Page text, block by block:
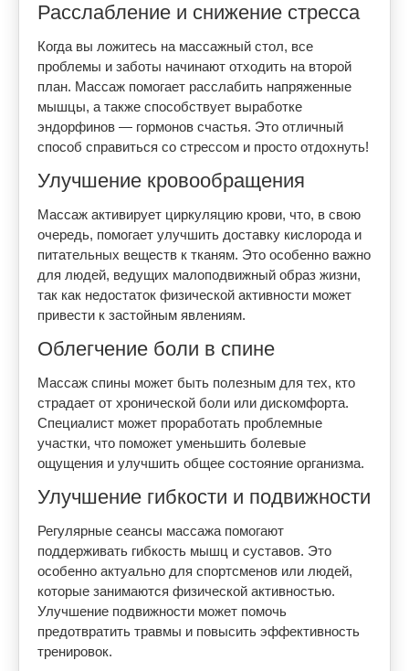
Расслабление и снижение стресса
Когда вы ложитесь на массажный стол, все
проблемы и заботы начинают отходить на второй
план. Массаж помогает расслабить напряженные
мышцы, а также способствует выработке
эндорфинов — гормонов счастья. Это отличный
способ справиться со стрессом и просто отдохнуть!
Улучшение кровообращения
Массаж активирует циркуляцию крови, что, в свою
очередь, помогает улучшить доставку кислорода и
питательных веществ к тканям. Это особенно важно
для людей, ведущих малоподвижный образ жизни,
так как недостаток физической активности может
привести к застойным явлениям.
Облегчение боли в спине
Массаж спины может быть полезным для тех, кто
страдает от хронической боли или дискомфорта.
Специалист может проработать проблемные
участки, что поможет уменьшить болевые
ощущения и улучшить общее состояние организма.
Улучшение гибкости и подвижности
Регулярные сеансы массажа помогают
поддерживать гибкость мышц и суставов. Это
особенно актуально для спортсменов или людей,
которые занимаются физической активностью.
Улучшение подвижности может помочь
предотвратить травмы и повысить эффективность
тренировок.